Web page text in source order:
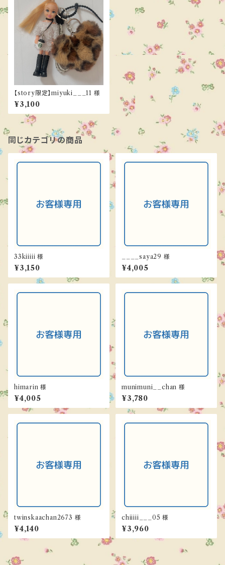
【story限定】miyuki___11 様
¥3,100
同じカテゴリの商品
33kiiiii 様
¥3,150
____saya29 様
¥4,005
himarin 様
¥4,005
munimuni__chan 様
¥3,780
twinskaachan2673 様
¥4,140
chiiiii___05 様
¥3,960